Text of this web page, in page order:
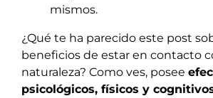
mismos.
¿Qué te ha parecido este post
beneficios de estar en contacto
naturaleza? Como ves, posee
psicológicos, físicos y